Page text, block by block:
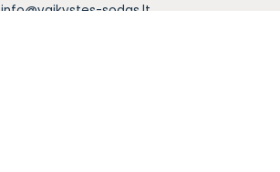
info@vaikystes-sodas.lt